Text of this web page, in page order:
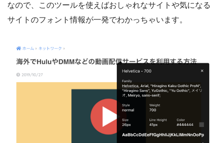
なので、このツールを使えばおしゃれなサイトや気になる
サイトのフォント情報が一発でわかっちゃいます。